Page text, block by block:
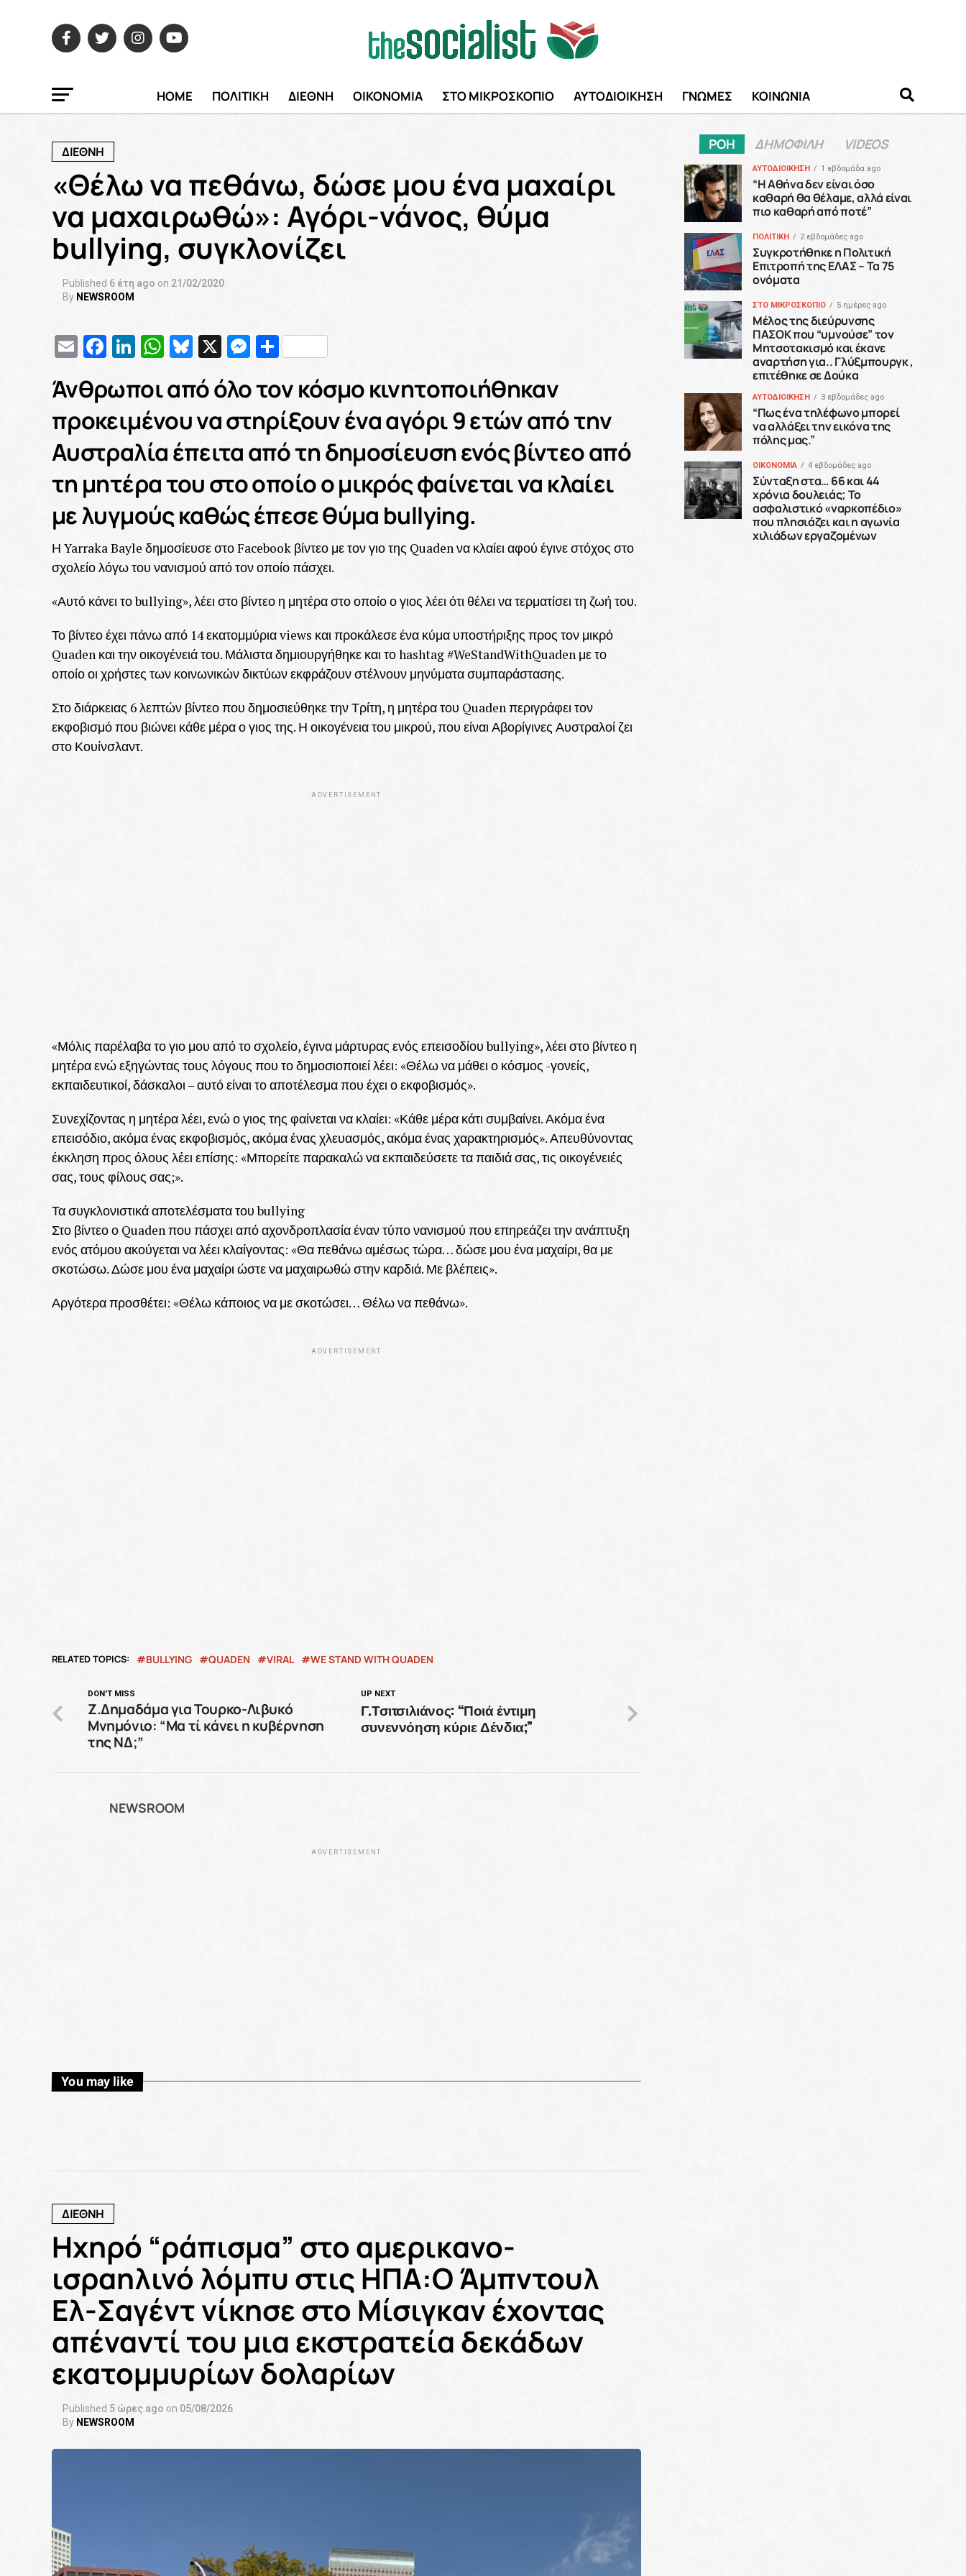
HOME ΠΟΛΙΤΙΚΗ ΔΙΕΘΝΗ ΟΙΚΟΝΟΜΙΑ ΣΤΟ ΜΙΚΡΟΣΚΟΠΙΟ ΑΥΤΟΔΙΟΙΚΗΣΗ ΓΝΩΜΕΣ ΚΟΙΝΩΝΙΑ
ΔΙΕΘΝΗ
«Θέλω να πεθάνω, δώσε μου ένα μαχαίρι
να μαχαιρωθώ»: Αγόρι-νάνος, θύμα
bullying, συγκλονίζει
Published 6 έτη ago on 21/02/2020
By NEWSROOM
EmailFacebook
LinkedIn
WhatsApp
Bluesky
X Messenger
Μοιραστείτε
Άνθρωποι από όλο τον κόσμο κινητοποιήθηκαν
προκειμένου να στηρίξουν ένα αγόρι 9 ετών από την
Αυστραλία έπειτα από τη δημοσίευση ενός βίντεο από
τη μητέρα του στο οποίο ο μικρός φαίνεται να κλαίει
με λυγμούς καθώς έπεσε θύμα bullying.
Η Yarraka Bayle δημοσίευσε στο Facebook βίντεο με τον γιο της Quaden να κλαίει αφού έγινε στόχος στο
σχολείο λόγω του νανισμού από τον οποίο πάσχει.
«Αυτό κάνει το bullying», λέει στο βίντεο η μητέρα στο οποίο ο γιος λέει ότι θέλει να τερματίσει τη ζωή του.
Το βίντεο έχει πάνω από 14 εκατομμύρια views και προκάλεσε ένα κύμα υποστήριξης προς τον μικρό
Quaden και την οικογένειά του. Μάλιστα δημιουργήθηκε και το hashtag #WeStandWithQuaden με το
οποίο οι χρήστες των κοινωνικών δικτύων εκφράζουν στέλνουν μηνύματα συμπαράστασης.
Στο διάρκειας 6 λεπτών βίντεο που δημοσιεύθηκε την Τρίτη, η μητέρα του Quaden περιγράφει τον
εκφοβισμό που βιώνει κάθε μέρα ο γιος της. Η οικογένεια του μικρού, που είναι Αβορίγινες Αυστραλοί ζει
στο Κουίνσλαντ.
ADVERTISEMENT
«Μόλις παρέλαβα το γιο μου από το σχολείο, έγινα μάρτυρας ενός επεισοδίου bullying», λέει στο βίντεο η
μητέρα ενώ εξηγώντας τους λόγους που το δημοσιοποιεί λέει: «Θέλω να μάθει ο κόσμος -γονείς,
εκπαιδευτικοί, δάσκαλοι – αυτό είναι το αποτέλεσμα που έχει ο εκφοβισμός».
Συνεχίζοντας η μητέρα λέει, ενώ ο γιος της φαίνεται να κλαίει: «Κάθε μέρα κάτι συμβαίνει. Ακόμα ένα
επεισόδιο, ακόμα ένας εκφοβισμός, ακόμα ένας χλευασμός, ακόμα ένας χαρακτηρισμός». Απευθύνοντας
έκκληση προς όλους λέει επίσης: «Μπορείτε παρακαλώ να εκπαιδεύσετε τα παιδιά σας, τις οικογένειές
σας, τους φίλους σας;».
Τα συγκλονιστικά αποτελέσματα του bullying
Στο βίντεο ο Quaden που πάσχει από αχονδροπλασία έναν τύπο νανισμού που επηρεάζει την ανάπτυξη
ενός ατόμου ακούγεται να λέει κλαίγοντας: «Θα πεθάνω αμέσως τώρα… δώσε μου ένα μαχαίρι, θα με
σκοτώσω. Δώσε μου ένα μαχαίρι ώστε να μαχαιρωθώ στην καρδιά. Με βλέπεις».
Αργότερα προσθέτει: «Θέλω κάποιος να με σκοτώσει… Θέλω να πεθάνω».
ADVERTISEMENT
RELATED TOPICS: BULLYING QUADEN VIRAL WE STAND WITH QUADEN
UP NEXT
Γ.Τσιτσιλιάνος: “Ποιά έντιμη
συνεννόηση κύριε Δένδια;”
DON'T MISS
Ζ.Δημαδάμα για Τουρκο-Λιβυκό
Μνημόνιο: “Μα τί κάνει η κυβέρνηση
της ΝΔ;”
NEWSROOM
ADVERTISEMENT
You may like
ΔΙΕΘΝΗ
Ηχηρό “ράπισμα” στο αμερικανο-
ισραηλινό λόμπυ στις ΗΠΑ:Ο Άμπντουλ
Ελ-Σαγέντ νίκησε στο Μίσιγκαν έχοντας
απέναντί του μια εκστρατεία δεκάδων
εκατομμυρίων δολαρίων
Published 5 ώρες ago on 05/08/2026
By NEWSROOM
ΡΟΗ ΔΗΜΟΦΙΛΗ VIDEOS
ΑΥΤΟΔΙΟΙΚΗΣΗ 1 εβδομάδα ago
“H Αθήνα δεν είναι όσο
καθαρή θα θέλαμε, αλλά είναι
πιο καθαρή από ποτέ”
ΠΟΛΙΤΙΚΗ 2 εβδομάδες ago
Συγκροτήθηκε η Πολιτική
Επιτροπή της ΕΛΑΣ – Τα 75
ονόματα
ΣΤΟ ΜΙΚΡΟΣΚΟΠΙΟ 5 ημέρες ago
Μέλος της διεύρυνσης
ΠΑΣΟΚ που “υμνούσε” τον
Μητσοτακισμό και έκανε
αναρτήση για.. Γλύξμπουργκ ,
επιτέθηκε σε Δούκα
ΑΥΤΟΔΙΟΙΚΗΣΗ 3 εβδομάδες ago
“Πως ένα τηλέφωνο μπορεί
να αλλάξει την εικόνα της
πόλης μας.”
ΟΙΚΟΝΟΜΙΑ 4 εβδομάδες ago
Σύνταξη στα… 66 και 44
χρόνια δουλειάς; Το
ασφαλιστικό «ναρκοπέδιο»
που πλησιάζει και η αγωνία
χιλιάδων εργαζομένων